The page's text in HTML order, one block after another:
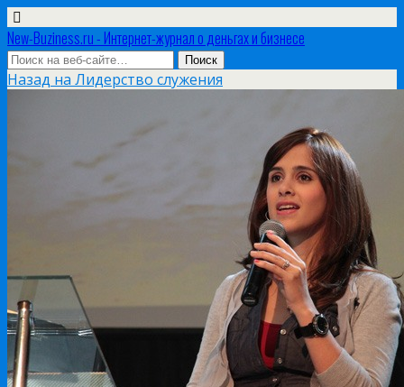
New-Buziness.ru - Интернет-журнал о деньгах и бизнесе
Назад на Лидерство служения